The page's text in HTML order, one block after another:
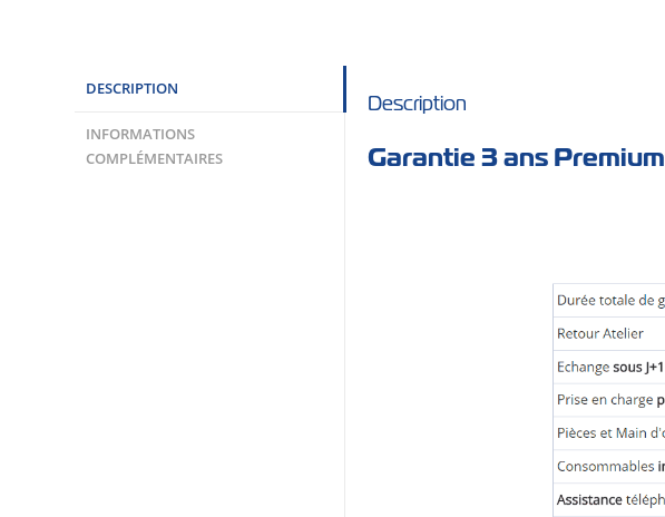
DESCRIPTION
INFORMATIONS
COMPLÉMENTAIRES
Description
Garantie 3 ans Premium